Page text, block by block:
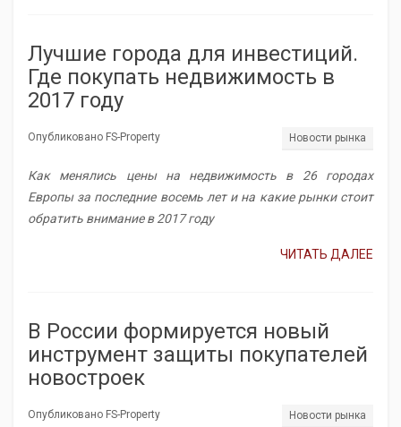
Лучшие города для инвестиций.
Где покупать недвижимость в
2017 году
Опубликовано FS-Property Новости рынка
Как менялись цены на недвижимость в 26 городах
Европы за последние восемь лет и на какие рынки стоит
обратить внимание в 2017 году
ЧИТАТЬ ДАЛЕЕ
В России формируется новый
инструмент защиты покупателей
новостроек
Опубликовано FS-Property Новости рынка